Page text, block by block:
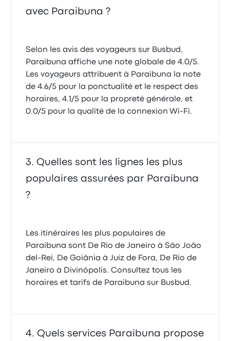
avec Paraibuna ?
Selon les avis des voyageurs sur Busbud,
Paraibuna affiche une note globale de 4.0/5.
Les voyageurs attribuent à Paraibuna la note
de 4.6/5 pour la ponctualité et le respect des
horaires, 4.1/5 pour la propreté générale, et
0.0/5 pour la qualité de la connexion Wi-Fi.
Quelles sont les lignes les plus
populaires assurées par Paraibuna
?
Les itinéraires les plus populaires de
Paraibuna sont De Rio de Janeiro à São João
del-Rei, De Goiânia à Juiz de Fora, De Rio de
Janeiro à Divinópolis. Consultez tous les
horaires et tarifs de Paraibuna sur Busbud.
Quels services Paraibuna propose